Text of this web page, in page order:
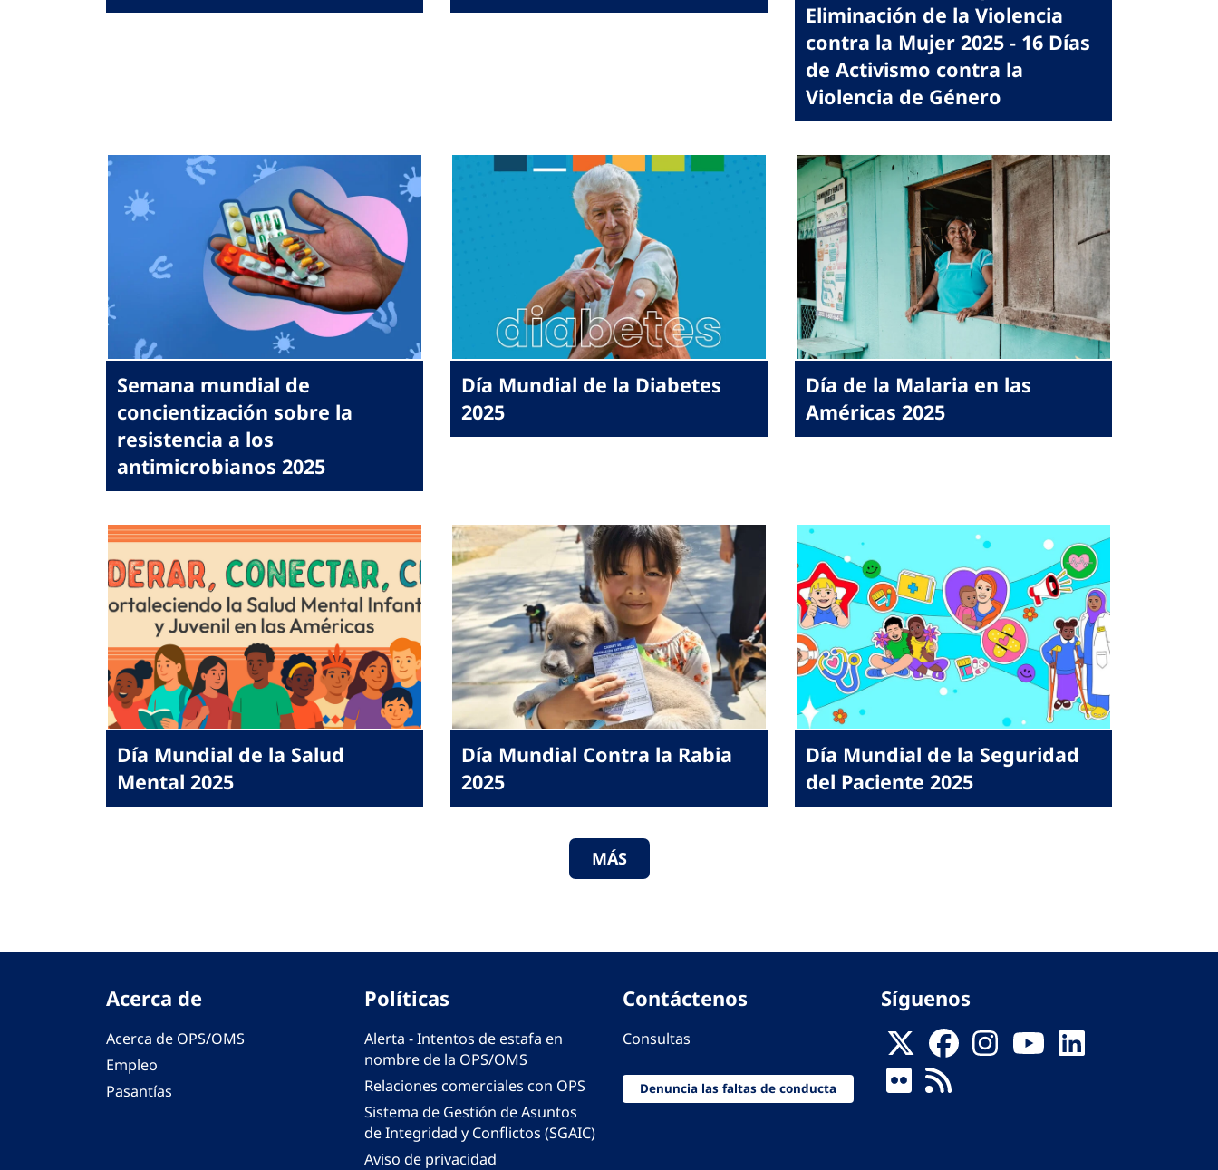
Eliminación de la Violencia
contra la Mujer 2025 - 16 Días
de Activismo contra la
Violencia de Género
Semana mundial de
concientización sobre la
resistencia a los
antimicrobianos 2025
Día Mundial de la Diabetes
2025
Día de la Malaria en las
Américas 2025
Día Mundial de la Salud
Mental 2025
Día Mundial Contra la Rabia
2025
Día Mundial de la Seguridad
del Paciente 2025
MÁS
Acerca de
Acerca de OPS/OMS
Empleo
Pasantías
Políticas
Alerta - Intentos de estafa en
nombre de la OPS/OMS
Relaciones comerciales con OPS
Sistema de Gestión de Asuntos
de Integridad y Conflictos (SGAIC)
Aviso de privacidad
Contáctenos
Consultas
Denuncia las faltas de conducta
Síguenos